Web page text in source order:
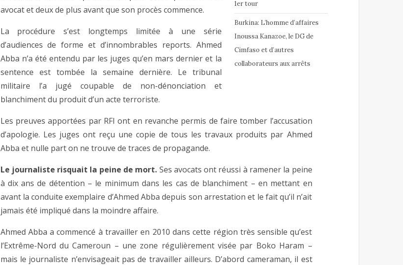
1er tour
Burkina: L’homme d’affaires
Inoussa Kanazoe, le DG de
Cimfaso et d’autres
collaborateurs aux arrêts
avocat et deux de plus avant que son procès commence.
La procédure s’est longtemps limitée à une série
d’audiences de forme et d’innombrables reports. Ahmed
Abba n’a été entendu par les juges qu’en mars dernier et la
sentence est tombée la semaine dernière. Le tribunal
militaire l’a jugé coupable de non-dénonciation et
blanchiment du produit d’un acte terroriste.
Les preuves apportées par RFI ont en revanche permis de faire tomber l’accusation
d’apologie. Les juges ont reçu une copie de tous les travaux produits par Ahmed
Abba et nulle part on ne trouve de traces de propagande.
Le journaliste risquait la peine de mort. Ses avocats ont réussi à ramener la peine
à dix ans de détention – le minimum dans les cas de blanchiment – en mettant en
avant la conduite exemplaire d’Ahmed Abba depuis son arrestation et le fait qu’il n’ait
jamais été impliqué dans la moindre affaire.
Ahmed Abba a commencé à travailler en 2010 dans cette région très sensible qu’est
l’Extrême-Nord du Cameroun – une zone régulièrement visée par Boko Haram –
mais le journaliste n’envisageait pas de travailler ailleurs. D’abord cameraman, il est